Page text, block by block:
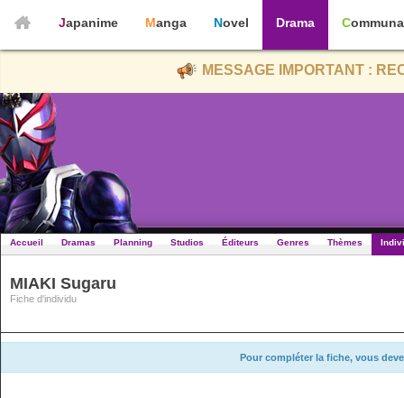
Japanime Manga Novel Drama
MESSAGE IMPORTANT :
Accueil Dramas Planning Studios Éditeurs Genres Thèmes
MIAKI Sugaru
Fiche d'individu
Pour compléter la fiche, vous